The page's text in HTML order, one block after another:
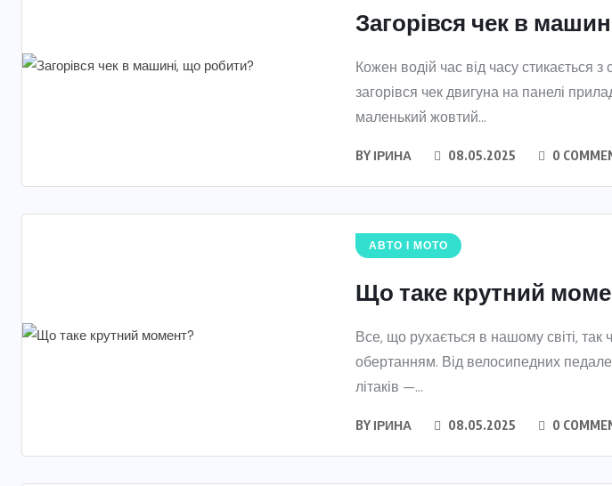
Загорівся чек в
Кожен водій час від часу стикається
загорівся чек двигуна на панелі
маленький жовтий...
BY ІРИНА 08.05.2025 0
АВТО І МОТО
Що таке крутний
Все, що рухається в нашому світі, так
обертанням. Від велосипедних
літаків —...
BY ІРИНА 08.05.2025 0